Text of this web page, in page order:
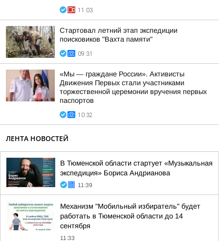
11:03
Стартовал летний этап экспедиции
поисковиков "Вахта памяти"
09:31
«Мы — граждане России». Активисты
Движения Первых стали участниками
торжественной церемонии вручения первых
паспортов
10:32
ЛЕНТА НОВОСТЕЙ
В Тюменской области стартует «Музыкальная
экспедиция» Бориса Андрианова
11:39
Механизм "Мобильный избиратель" будет
работать в Тюменской области до 14
сентября
11:33